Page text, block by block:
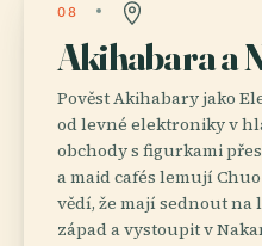
08
Akihabara a
Pověst Akihabary jako
od levné elektroniky v
obchody s figurkami
a maid cafés lemují
vědí, že mají sednout
západ a vystoupit v